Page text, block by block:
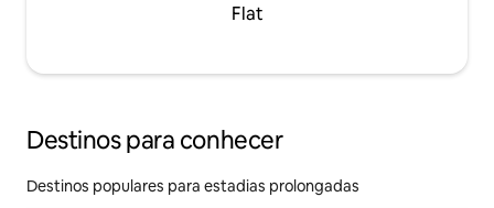
Flat
Destinos para conhecer
Destinos populares para estadias prolongadas